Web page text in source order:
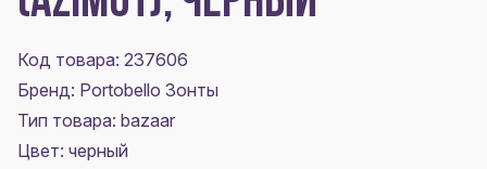
Код товара: 237606
Бренд: Portobello Зонты
Тип товара: bazaar
Цвет: черный